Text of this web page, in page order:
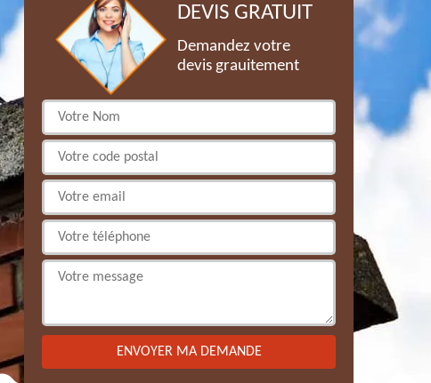
DEVIS GRATUIT
Demandez votre
devis grauitement